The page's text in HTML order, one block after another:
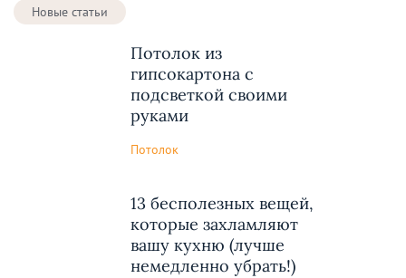
Новые статьи
Потолок из
гипсокартона с
подсветкой своими
руками
Потолок
13 бесполезных вещей,
которые захламляют
вашу кухню (лучше
немедленно убрать!)